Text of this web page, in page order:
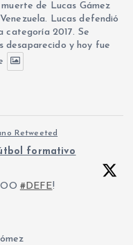
de Lucas Gámez
Lucas defendió
categoría 2017. Se
desaparecido y hoy fue
Retweeted
formativo
#DEFE!